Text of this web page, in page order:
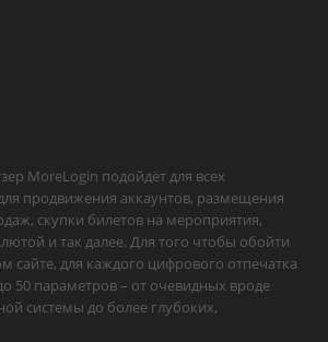
MoreLogin подойдёт для всех
продвижения аккаунтов, размещения
скупки билетов на мероприятия,
и так далее. Для того чтобы обойти
сайте, для каждого цифрового отпечатка
50 параметров – от очевидных вроде
системы до более глубоких,